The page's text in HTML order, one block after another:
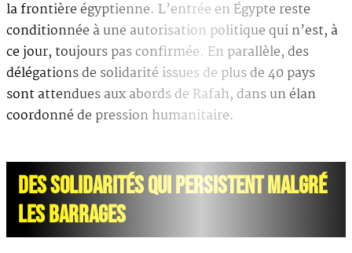
la frontière égyptienne. L’entrée en Égypte reste
conditionnée à une autorisation politique qui n’est, à
ce jour, toujours pas confirmée. En parallèle, des
délégations de solidarité issues de plus de 40 pays
sont attendues aux abords de Rafah, dans un élan
coordonné de pression humanitaire.
DES SOLIDARITÉS QUI PERSISTENT MALGRÉ
LES BARRAGES